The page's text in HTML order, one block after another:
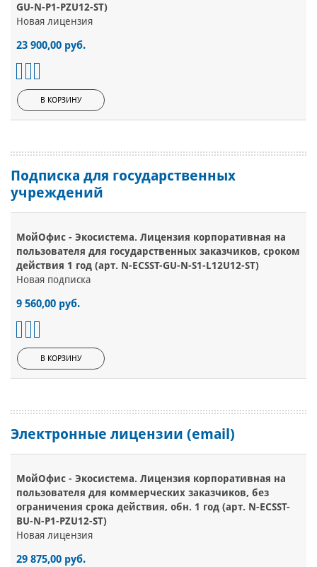
GU-N-P1-PZU12-ST)
Новая лицензия
23 900,00 руб.
В КОРЗИНУ
Подписка для государственных
учреждений
МойОфис - Экосистема. Лицензия корпоративная на
пользователя для государственных заказчиков, сроком
действия 1 год (арт. N-ECSST-GU-N-S1-L12U12-ST)
Новая подписка
9 560,00 руб.
В КОРЗИНУ
Электронные лицензии (email)
МойОфис - Экосистема. Лицензия корпоративная на
пользователя для коммерческих заказчиков, без
ограничения срока действия, обн. 1 год (арт. N-ECSST-
BU-N-P1-PZU12-ST)
Новая лицензия
29 875,00 руб.